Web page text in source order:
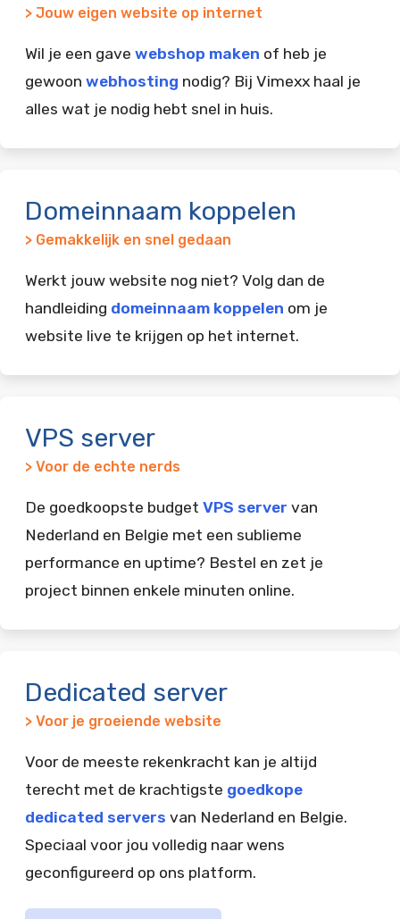
> Jouw eigen website op internet
Wil je een gave webshop maken of heb je
gewoon webhosting nodig? Bij Vimexx haal je
alles wat je nodig hebt snel in huis.
Domeinnaam koppelen
> Gemakkelijk en snel gedaan
Werkt jouw website nog niet? Volg dan de
handleiding domeinnaam koppelen om je
website live te krijgen op het internet.
VPS server
> Voor de echte nerds
De goedkoopste budget VPS server van
Nederland en Belgie met een sublieme
performance en uptime? Bestel en zet je
project binnen enkele minuten online.
Dedicated server
> Voor je groeiende website
Voor de meeste rekenkracht kan je altijd
terecht met de krachtigste goedkope
dedicated servers van Nederland en Belgie.
Speciaal voor jou volledig naar wens
geconfigureerd op ons platform.